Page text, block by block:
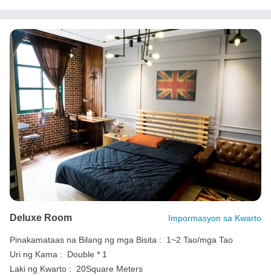
Deluxe Room Impormasyon sa Kwarto
Pinakamataas na Bilang ng mga Bisita :
1~2 Tao/mga Tao
Uri ng Kama :
Double * 1
Laki ng Kwarto : 20Square Meters